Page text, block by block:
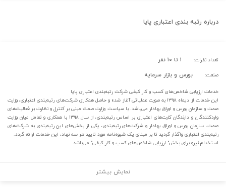
درباره رتبه بندی اعتباری پایا
تعداد نفرات: ۱ تا ۱۰ نفر
صنعت: بورس و بازار سرمایه
خدمات ارزیابی شاخص‌­های کسب و کار کیفی شرکت رتبه‌بندی اعتباری پایا
این خدمات از دی­ماه ۱۳۹۸ به صورت عملیاتی آغاز شده و حاصل همکاری شرکت­‌های رتبه‌­بندی اعتباری، وزارت
صمت و سازمان بورس و اوراق بهادار می­‌باشد. با سیاست وزارت صمت مبنی بر کنترل و نظارت بر فعالیت‌های
واردکنندگان و دارندگان کارت­‌های اعتباری بر اساس رتبه‌­بندی، از سال ۱۳۹۸ با همکاری و تعامل میان وزارت
صمت، سازمان بورس و اوراق بهادار و شرکت‌های رتبه‌بندی، یکی از بخش‌های این رتبه­‌بندی به شرکت­‌های
رتبه‌بندی اعتباری واگذار گردید تا بر مبنای یک شیوه‌­نامه مورد تایید هر سه نهاد، این خدمات ارائه گردد.
استخدام نیرو برای بخش" ارزیابی شاخص‌­های کسب و کار کیفی" می‌باشد
نمایش بیشتر